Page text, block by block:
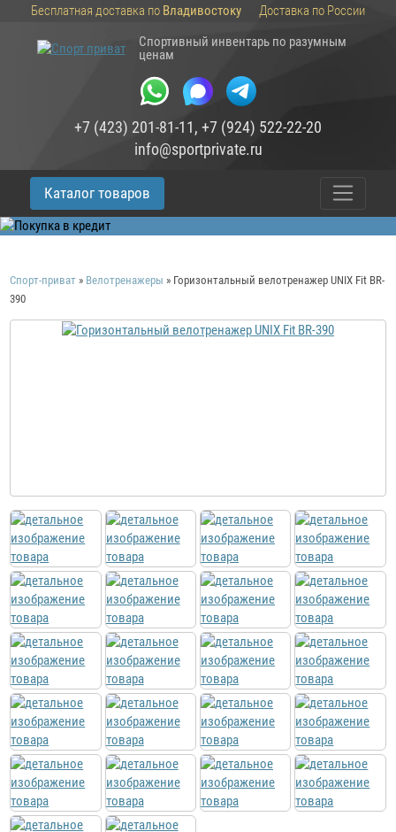
Бесплатная доставка по Владивостоку
Доставка по России
Спортивный инвентарь по разумным
ценам
+7 (423) 201-81-11, +7 (924) 522-22-20
info@sportprivate.ru
Каталог товаров
Спорт-приват » Велотренажеры » Горизонтальный велотренажер UNIX Fit BR-
390